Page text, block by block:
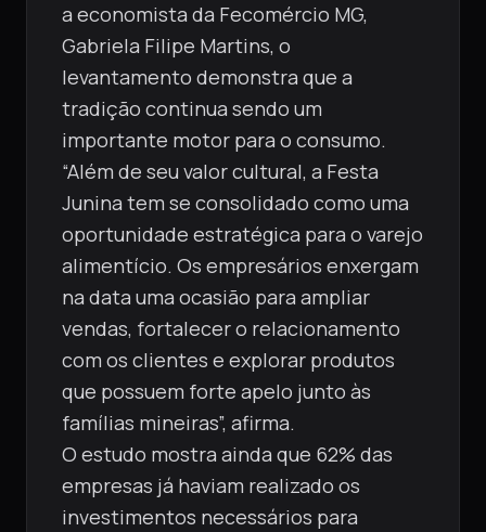
a economista da Fecomércio MG,
Gabriela Filipe Martins, o
levantamento demonstra que a
tradição continua sendo um
importante motor para o consumo.
“Além de seu valor cultural, a Festa
Junina tem se consolidado como uma
oportunidade estratégica para o varejo
alimentício. Os empresários enxergam
na data uma ocasião para ampliar
vendas, fortalecer o relacionamento
com os clientes e explorar produtos
que possuem forte apelo junto às
famílias mineiras”, afirma.
O estudo mostra ainda que 62% das
empresas já haviam realizado os
investimentos necessários para